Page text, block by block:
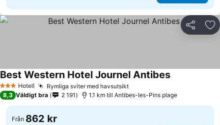
Dela
3 StjärnorHotell Rymliga sviter med havsutsikt
Best Western Hotel Journel Antibes
8,3 Väldigt bra 2 191 1.1 km till Antibes-les-Pins plage
Från 862 kr